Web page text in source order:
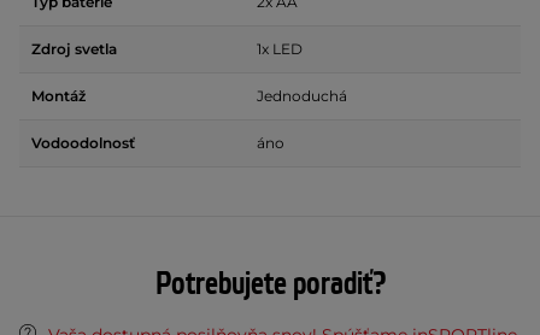
Zdroj svetla 1x LED
Montáž Jednoduchá
Vodoodolnosť áno
Potrebujete poradiť?